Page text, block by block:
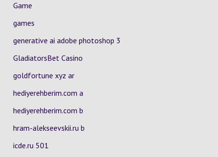
Game
games
generative ai adobe photoshop 3
GladiatorsBet Casino
goldfortune xyz ar
hediyerehberim.com a
hediyerehberim.com b
hram-alekseevskii.ru b
icde.ru 501